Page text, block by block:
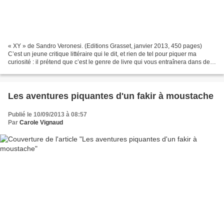
« XY » de Sandro Veronesi. (Editions Grasset, janvier 2013, 450 pages)
C’est un jeune critique littéraire qui le dit, et rien de tel pour piquer ma
curiosité : il prétend que c’est le genre de livre qui vous entraînera dans de
Les aventures piquantes d'un fakir à moustache
Publié le 10/09/2013 à 08:57
Par Carole Vignaud